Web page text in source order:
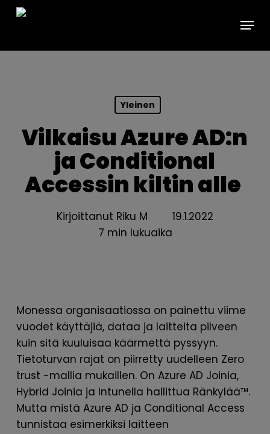
Skip
Menu
Yleinen
Vilkaisu Azure AD:n
ja Conditional
Accessin kiltin alle
Kirjoittanut Riku M
19.1.2022
7 min lukuaika
Monessa organisaatiossa on painettu viime
vuodet käyttäjiä, dataa ja laitteita pilveen
kuin sitä kuuluisaa käärmettä pyssyyn.
Tietoturvan rajat on piirretty uudelleen Zero
trust -mallia mukaillen. On Azure AD Joinia,
Hybrid Joinia ja Intunella hallittua Ränkylää™.
Mutta mistä Azure AD ja Conditional Access
tunnistaa esimerkiksi laitteen